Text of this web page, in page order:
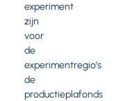
experiment
zijn
voor
de
experimentregio’s
de
productieplafonds